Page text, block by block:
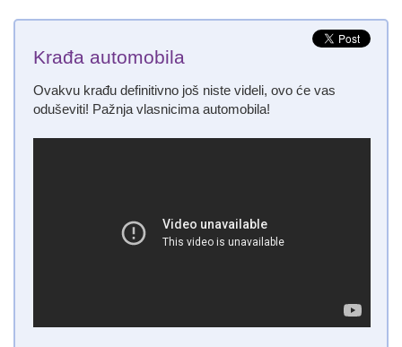
Krađa automobila
Ovakvu krađu definitivno još niste videli, ovo će vas
oduševiti! Pažnja vlasnicima automobila!